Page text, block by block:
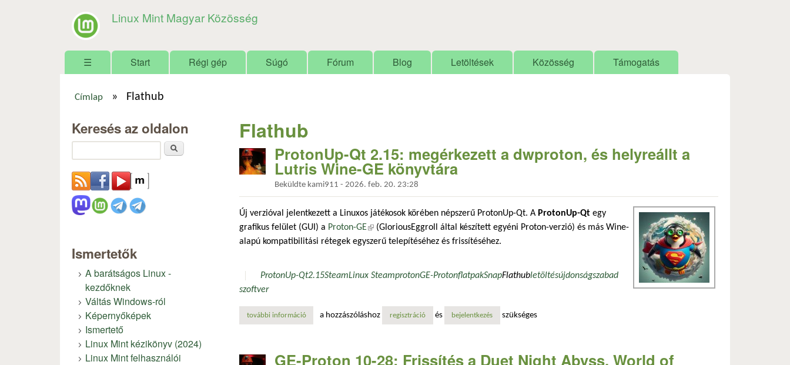
Linux Mint Magyar Közösség
Főmenü
☰ Start Régi gép Súgó Fórum Blog Letöltések Közösség Támogatás
Címlap » Flathub
Flathub
ProtonUp-Qt 2.15: megérkezett a dwproton, és helyreállt a
Lutris Wine-GE könyvtára
Beküldte kami911 - 2026. feb. 20. 23:28
Új verzióval jelentkezett a Linuxos játékosok körében népszerű ProtonUp-Qt. A ProtonUp-Qt egy
grafikus felület (GUI) a Proton-GE(külső hivatkozás)
(GloriousEggroll által készített egyéni Proton-verzió) és más Wine-
alapú kompatibilitási rétegek egyszerű telepítéséhez és frissítéséhez.
ProtonUp-Qt2.15SteamLinux SteamprotonGE-ProtonflatpakSnapFlathubletöltésújdonságszabad
szoftver
további információprotonup-qt 2.15: megérkezett a dwproton, és helyreállt a lutris wine-ge könyvtára tartalommal kapcsolatosan
a hozzászóláshoz regisztráció és bejelentkezés szükséges
GE-Proton 10-28: Frissítés a Duet Night Abyss, World of
Keresés az oldalon
Ismertetők
A barátságos Linux -
kezdőknek
Váltás Windows-ról
Képernyőképek
Ismertető
Linux Mint kézikönyv (2024)
Linux Mint felhasználói